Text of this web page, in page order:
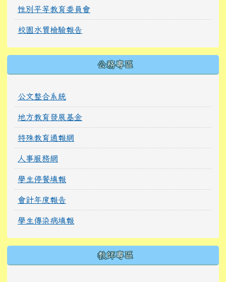
性別平等教育委員會
校園水質檢驗報告
公務專區
公文整合系統
地方教育發展基金
特殊教育通報網
人事服務網
學生停餐填報
會計年度報告
學生傳染病填報
教師專區